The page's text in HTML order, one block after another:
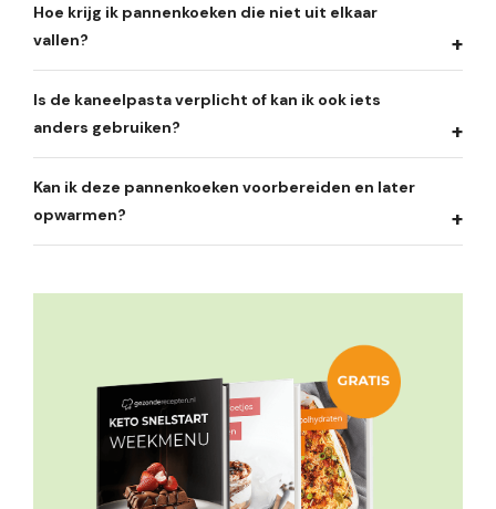
Hoe krijg ik pannenkoeken die niet uit elkaar
vallen?
Is de kaneelpasta verplicht of kan ik ook iets
anders gebruiken?
Kan ik deze pannenkoeken voorbereiden en later
opwarmen?